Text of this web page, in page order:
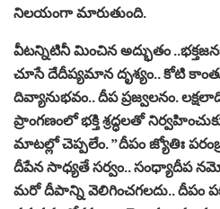
నిలయంగా మారుతుంది.
వీటన్నిటినీ మించిన అద్భుతం
చూసే దేదీప్యమాన దృశ్యం.. కోటి
దివ్యానుభవం.. దీప ప్రజ్వలనం.
ప్రాంగణంలో భక్తి శ్రద్ధలతో
మాటల్లో చెప్పలేం. ”దీపం జ్యోతిః
దీపేన సాధ్యతే సర్వం.. సంధ్యాదీప
మరో దీపాన్ని వెలిగించగలదు.. దీపం